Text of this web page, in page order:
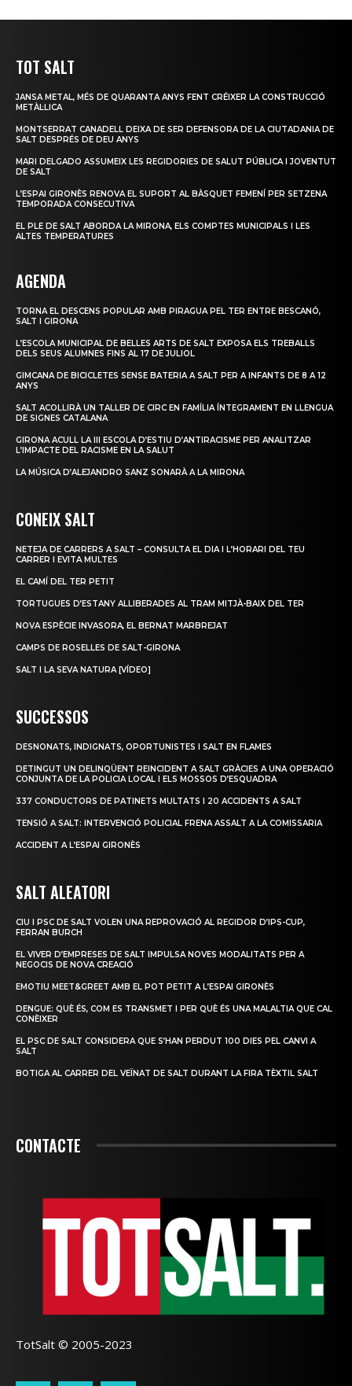
TOT SALT
JANSA METAL, MÉS DE QUARANTA ANYS FENT CRÉIXER LA CONSTRUCCIÓ
METÀL·LICA
MONTSERRAT CANADELL DEIXA DE SER DEFENSORA DE LA CIUTADANIA DE
SALT DESPRÉS DE DEU ANYS
MARI DELGADO ASSUMEIX LES REGIDORIES DE SALUT PÚBLICA I JOVENTUT
DE SALT
L’ESPAI GIRONÈS RENOVA EL SUPORT AL BÀSQUET FEMENÍ PER SETZENA
TEMPORADA CONSECUTIVA
EL PLE DE SALT ABORDA LA MIRONA, ELS COMPTES MUNICIPALS I LES
ALTES TEMPERATURES
AGENDA
TORNA EL DESCENS POPULAR AMB PIRAGUA PEL TER ENTRE BESCANÓ,
SALT I GIRONA
L’ESCOLA MUNICIPAL DE BELLES ARTS DE SALT EXPOSA ELS TREBALLS
DELS SEUS ALUMNES FINS AL 17 DE JULIOL
GIMCANA DE BICICLETES SENSE BATERIA A SALT PER A INFANTS DE 8 A 12
ANYS
SALT ACOLLIRÀ UN TALLER DE CIRC EN FAMÍLIA ÍNTEGRAMENT EN LLENGUA
DE SIGNES CATALANA
GIRONA ACULL LA III ESCOLA D’ESTIU D’ANTIRACISME PER ANALITZAR
L’IMPACTE DEL RACISME EN LA SALUT
LA MÚSICA D’ALEJANDRO SANZ SONARÀ A LA MIRONA
CONEIX SALT
NETEJA DE CARRERS A SALT – CONSULTA EL DIA I L’HORARI DEL TEU
CARRER I EVITA MULTES
EL CAMÍ DEL TER PETIT
TORTUGUES D’ESTANY ALLIBERADES AL TRAM MITJÀ-BAIX DEL TER
NOVA ESPÈCIE INVASORA, EL BERNAT MARBREJAT
CAMPS DE ROSELLES DE SALT-GIRONA
SALT I LA SEVA NATURA [VÍDEO]
SUCCESSOS
DESNONATS, INDIGNATS, OPORTUNISTES I SALT EN FLAMES
DETINGUT UN DELINQÜENT REINCIDENT A SALT GRÀCIES A UNA OPERACIÓ
CONJUNTA DE LA POLICIA LOCAL I ELS MOSSOS D’ESQUADRA
337 CONDUCTORS DE PATINETS MULTATS I 20 ACCIDENTS A SALT
TENSIÓ A SALT: INTERVENCIÓ POLICIAL FRENA ASSALT A LA COMISSARIA
ACCIDENT A L’ESPAI GIRONÈS
SALT ALEATORI
CIU I PSC DE SALT VOLEN UNA REPROVACIÓ AL REGIDOR D’IPS-CUP,
FERRAN BURCH
EL VIVER D’EMPRESES DE SALT IMPULSA NOVES MODALITATS PER A
NEGOCIS DE NOVA CREACIÓ
EMOTIU MEET&GREET AMB EL POT PETIT A L’ESPAI GIRONÈS
DENGUE: QUÈ ÉS, COM ES TRANSMET I PER QUÈ ÉS UNA MALALTIA QUE CAL
CONÈIXER
EL PSC DE SALT CONSIDERA QUE S’HAN PERDUT 100 DIES PEL CANVI A
SALT
BOTIGA AL CARRER DEL VEÏNAT DE SALT DURANT LA FIRA TÈXTIL SALT
CONTACTE
TotSalt © 2005-2023